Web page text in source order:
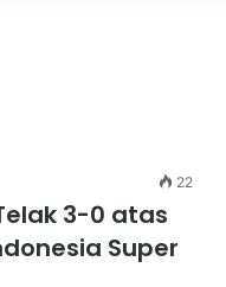
22
3-0 atas
Super